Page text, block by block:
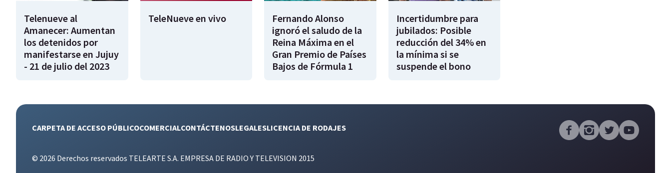
Telenueve al
Amanecer: Aumentan
los detenidos por
manifestarse en Jujuy
- 21 de julio del 2023
TeleNueve en vivo
Fernando Alonso
ignoró el saludo de la
Reina Máxima en el
Gran Premio de Países
Bajos de Fórmula 1
Incertidumbre para
jubilados: Posible
reducción del 34% en
la mínima si se
suspende el bono
CARPETA DE ACCESO PÚBLICOCOMERCIALCONTÁCTENOSLEGALESLICENCIA DE RODAJES
© 2026 Derechos reservados TELEARTE S.A. EMPRESA DE RADIO Y TELEVISION 2015